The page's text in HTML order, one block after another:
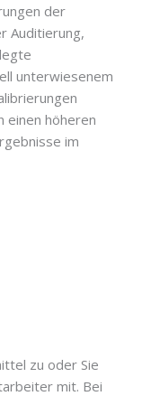
der
Auditierung,
unterwiesenem
einen höheren
im
zu oder Sie
mit. Bei